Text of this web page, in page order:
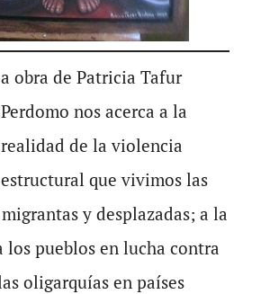
a obra de Patricia Tafur
Perdomo nos acerca a la
realidad de la violencia
estructural que vivimos las
y desplazadas; a la
los pueblos en lucha contra
oligarquías en países